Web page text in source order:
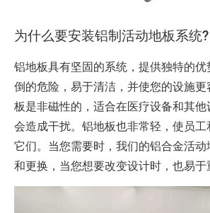
为什么要安装铝制活动地板系统?
铝地板具有坚固的系统，提供独特的
倒的危险，易于清洁，并使您的设施
板是非磁性的，适合在医疗设备和其
会造成干扰。铝地板也非常轻，使员
它们。当您需要时，我们的铝合金活
和更换，当您想要改变设计时，也易于